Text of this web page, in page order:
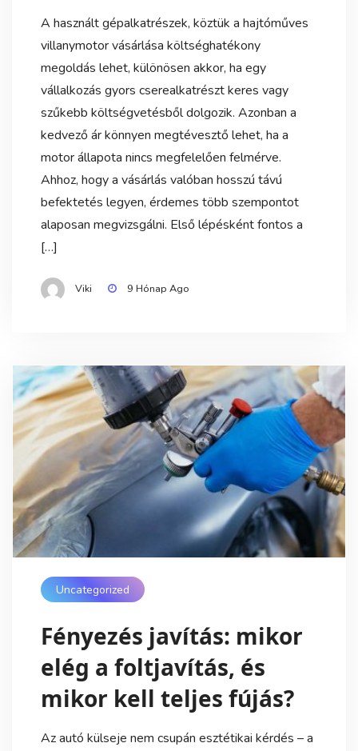
A használt gépalkatrészek, köztük a hajtóműves
villanymotor vásárlása költséghatékony
megoldás lehet, különösen akkor, ha egy
vállalkozás gyors cserealkatrészt keres vagy
szűkebb költségvetésből dolgozik. Azonban a
kedvező ár könnyen megtévesztő lehet, ha a
motor állapota nincs megfelelően felmérve.
Ahhoz, hogy a vásárlás valóban hosszú távú
befektetés legyen, érdemes több szempontot
alaposan megvizsgálni. Első lépésként fontos a
[…]
Viki 9 Hónap Ago
Uncategorized
Fényezés javítás: mikor
elég a foltjavítás, és
mikor kell teljes fújás?
Az autó külseje nem csupán esztétikai kérdés – a